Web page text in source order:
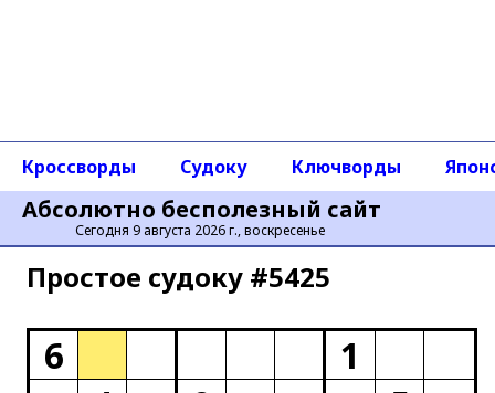
Абсолютно бесполезный сайт
Сегодня 9 августа 2026 г., воскресенье
Кроссворды Судоку Ключворды
Простое cудоку #5425
6
1